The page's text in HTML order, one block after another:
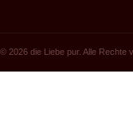
© 2026 die Liebe pur. Alle